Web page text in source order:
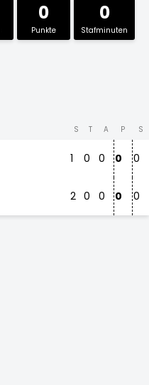
0
Punkte
0
Stafminuten
S T A P S
1 0 0 0 0
2 0 0 0 0